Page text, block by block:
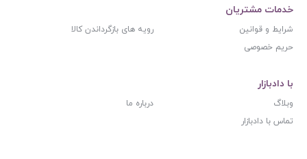
خدمات مشتریان
شرایط و قوانین
رویه های بازگرداندن کالا
حریم خصوصی
با دادبازار
وبلاگ
درباره ما
تماس با دادبازار